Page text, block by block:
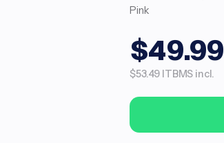
Pink
$49.99
$53.49 ITBMS incl.